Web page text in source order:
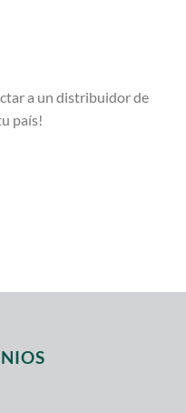
a un distribuidor de
país!